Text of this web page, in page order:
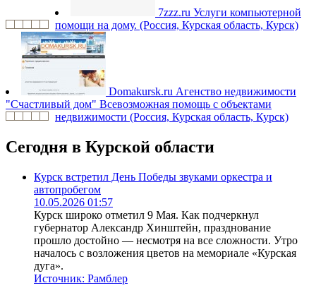
7zzz.ru Услуги компьютерной
помощи на дому. (Россия, Курская область, Курск)
Domakursk.ru Агенство недвижимости
"Счастливый дом" Всевозможная помощь с объектами
недвижимости (Россия, Курская область, Курск)
Сегодня в Курской области
Курск встретил День Победы звуками оркестра и
автопробегом
10.05.2026 01:57
Курск широко отметил 9 Мая. Как подчеркнул
губернатор Александр Хинштейн, празднование
прошло достойно — несмотря на все сложности. Утро
началось с возложения цветов на мемориале «Курская
дуга».
Источник: Рамблер